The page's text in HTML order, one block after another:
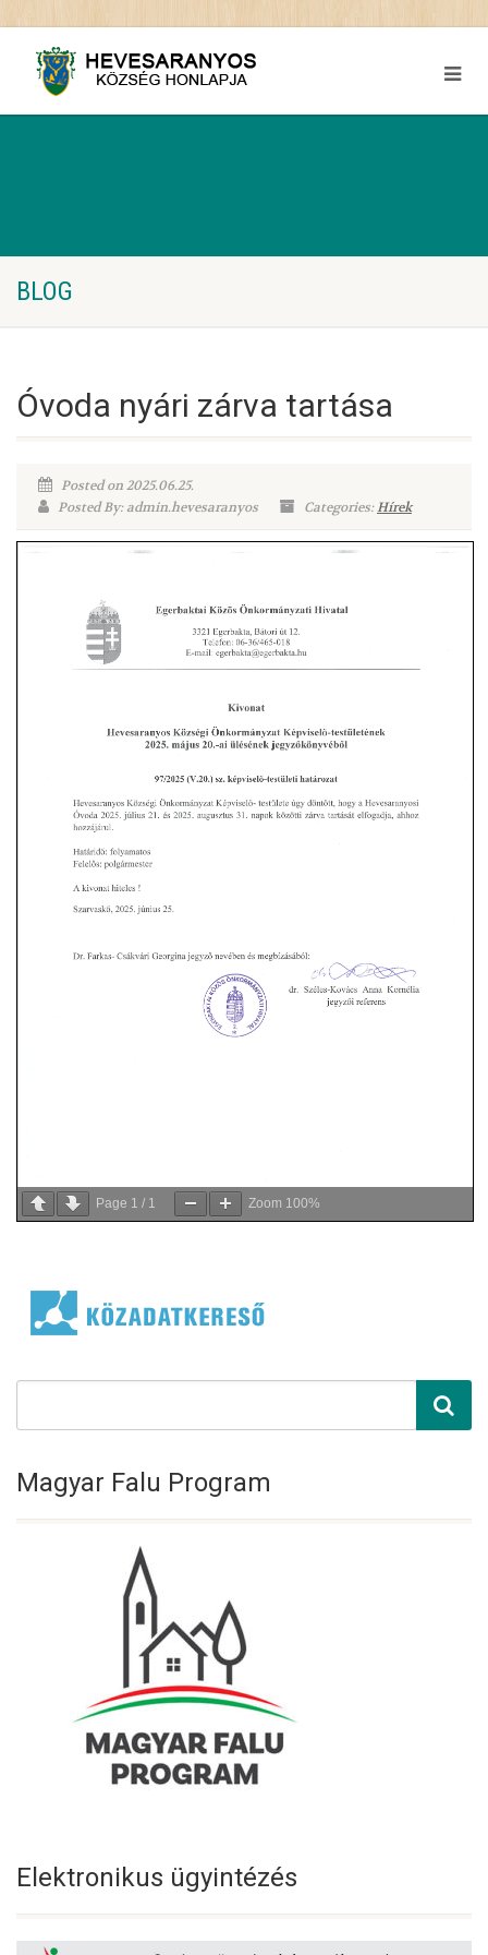
BLOG
Óvoda nyári zárva tartása
Posted on 2025.06.25.
Posted By: admin.hevesaranyos
Categories:Hírek
Page 1 / 1 Zoom 100%
Magyar Falu Program
Elektronikus ügyintézés